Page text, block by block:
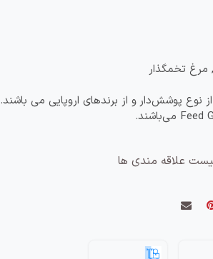
مرغ تخمگذار
نوع پوشش‌دار و از برندهای اروپایی می باشند.
علاقه مندی ها